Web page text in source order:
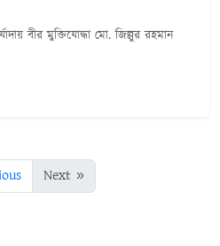
বীর মুক্তিযোদ্ধা মো. জিল্লুর রহমান
Next »